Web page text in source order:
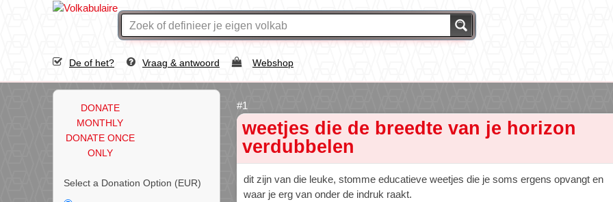
De of het? Vraag & antwoord Webshop
DONATE
MONTHLY
DONATE ONCE
ONLY
Select a Donation Option (EUR)
weetjes die de breedte van je horizon
verdubbelen
dit zijn van die leuke, stomme educatieve weetjes die je soms ergens opvangt en
waar je erg van onder de indruk raakt.